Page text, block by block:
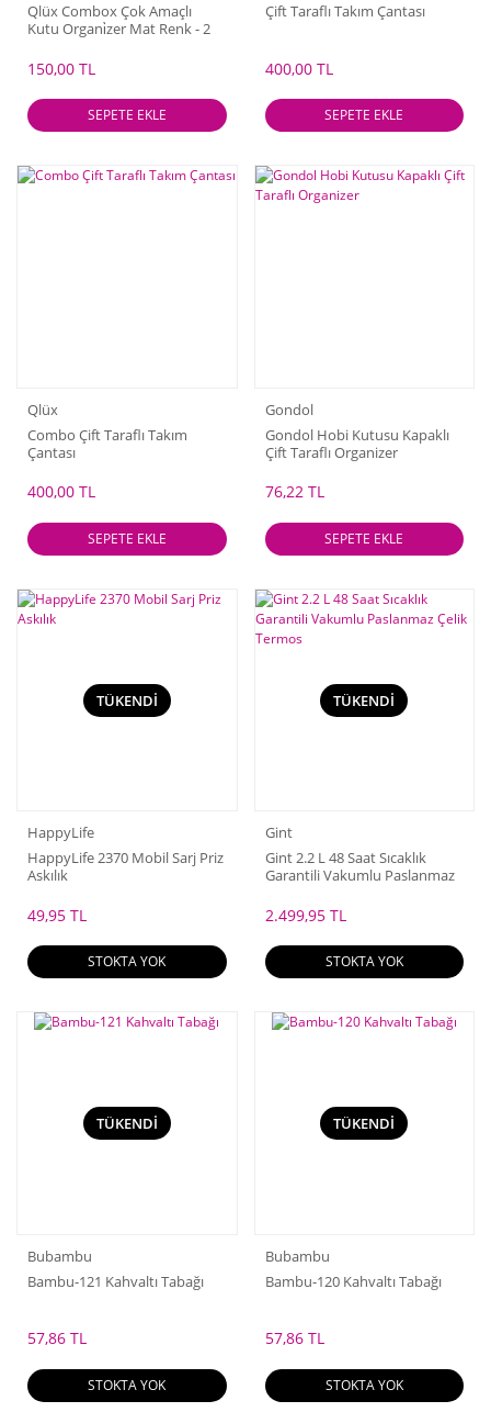
Qlüx Combox Çok Amaçlı
Kutu Organi̇zer Mat Renk - 2
150,00 TL
SEPETE EKLE
Çift Taraflı Takım Çantası
400,00 TL
SEPETE EKLE
Qlüx
Combo Çift Taraflı Takım
Çantası
400,00 TL
SEPETE EKLE
Gondol
Gondol Hobi Kutusu Kapaklı
Çift Taraflı Organizer
76,22 TL
SEPETE EKLE
TÜKENDİ
HappyLife
HappyLife 2370 Mobil Sarj Priz
Askılık
49,95 TL
STOKTA YOK
TÜKENDİ
Gint
Gint 2.2 L 48 Saat Sıcaklık
Garantili Vakumlu Paslanmaz
2.499,95 TL
STOKTA YOK
TÜKENDİ
Bubambu
Bambu-121 Kahvaltı Tabağı
57,86 TL
STOKTA YOK
TÜKENDİ
Bubambu
Bambu-120 Kahvaltı Tabağı
57,86 TL
STOKTA YOK